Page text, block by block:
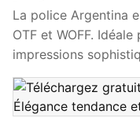
La police Argentina
OTF et WOFF.
impressions